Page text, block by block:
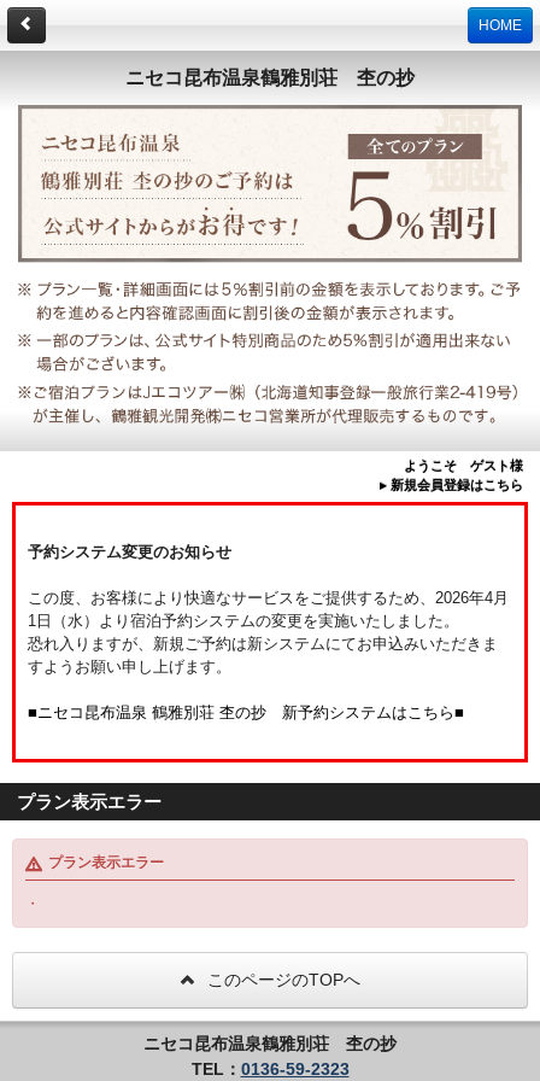
HOME
ニセコ昆布温泉鶴雅別荘 杢の抄
ようこそ ゲスト様
▸ 新規会員登録はこちら
予約システム変更のお知らせ
この度、お客様により快適なサービスをご提供するため、2026年4月
1日（水）より宿泊予約システムの変更を実施いたしました。
恐れ入りますが、新規ご予約は新システムにてお申込みいただきま
すようお願い申し上げます。
■ニセコ昆布温泉 鶴雅別荘 杢の抄 新予約システムはこちら■
プラン表示エラー
プラン表示エラー
・
このページのTOPへ
ニセコ昆布温泉鶴雅別荘 杢の抄
TEL： 0136-59-2323